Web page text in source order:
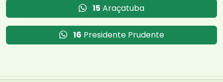
15 Araçatuba
16 Presidente Prudente